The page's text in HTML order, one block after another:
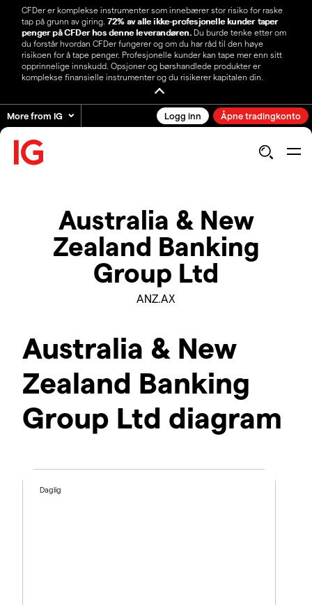
CFDer er komplekse instrumenter som innebærer stor risiko for raske
tap på grunn av giring. 72% av alle ikke-profesjonelle kunder taper
penger på CFDer hos denne leverandøren.Du burde tenke etter om
du forstår hvordan CFDer fungerer og om du har råd til den høye
risikoen for å tape penger. Profesjonelle kunder kan tape mer enn sitt
opprinnelige innskudd. Opsjoner og børshandlede produkter er
komplekse finansielle instrumenter og du risikerer kapitalen din.
More from IG Logg inn Åpne tradingkonto
Australia & New
Zealand Banking
Group Ltd
ANZ.AX
Australia & New
Zealand Banking
Group Ltd diagram
Daglig